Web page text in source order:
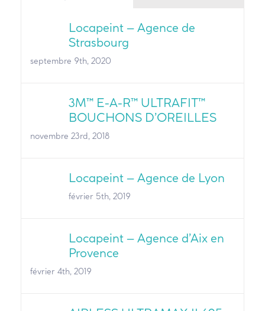
Locapeint – Agence de
Strasbourg
septembre 9th, 2020
3M™ E-A-R™ ULTRAFIT™
BOUCHONS D’OREILLES
novembre 23rd, 2018
Locapeint – Agence de Lyon
février 5th, 2019
Locapeint – Agence d’Aix en
Provence
février 4th, 2019